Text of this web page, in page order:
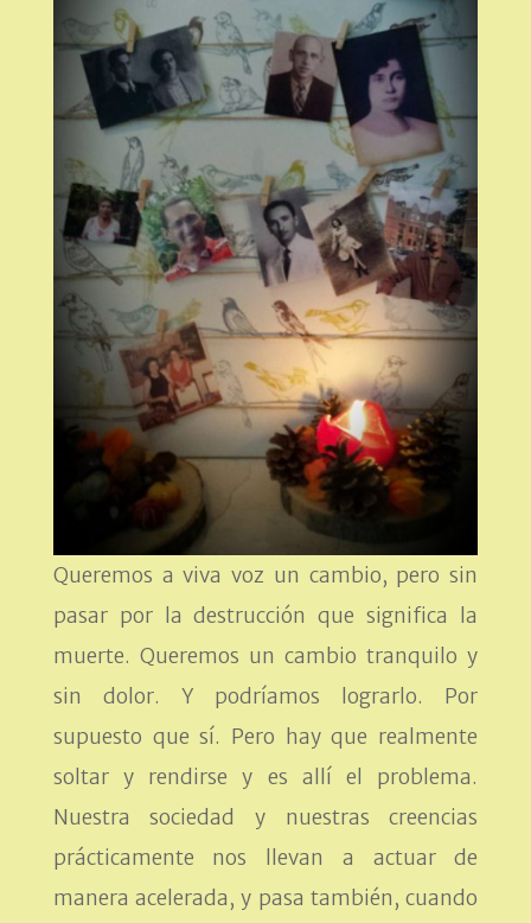
Queremos a viva voz un cambio, pero sin
pasar por la destrucción que significa la
muerte. Queremos un cambio tranquilo y
sin dolor. Y podríamos lograrlo. Por
supuesto que sí. Pero hay que realmente
soltar y rendirse y es allí el problema.
Nuestra sociedad y nuestras creencias
prácticamente nos llevan a actuar de
manera acelerada, y pasa también, cuando